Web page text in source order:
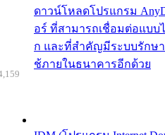
ดาวน์โหลดโปรแกรม
อร์ ที่สามารถเชื่อมต่อแบบ
ก และที่สำคัญมีระบบรักษ
ช้ภายในธนาคารอีกด้วย